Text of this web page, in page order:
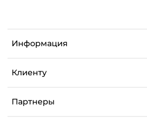
Информация
Клиенту
Партнеры